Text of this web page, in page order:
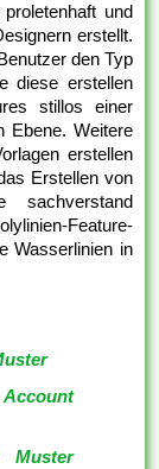
und
erstellt.
den Typ
diese erstellen
stillos einer
Ebene. Weitere
erstellen
Erstellen von
sachverstand
Feature-
Wasserlinien in
Muster